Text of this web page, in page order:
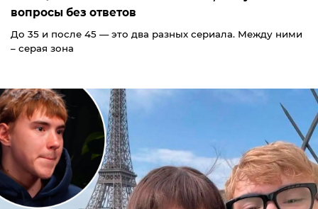
вопросы без ответов
До 35 и после 45 — это два разных сериала. Между ними
– серая зона